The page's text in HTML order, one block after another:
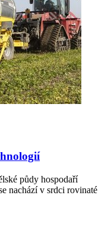
půdy hospodaří
nachází v srdci rovinaté